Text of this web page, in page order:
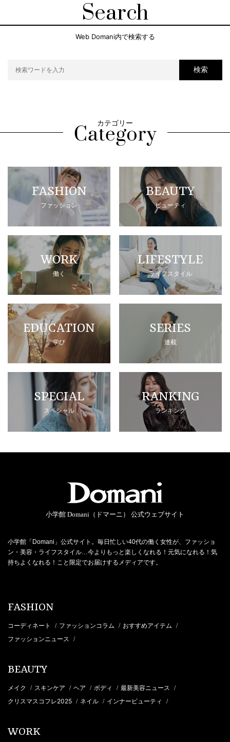
Search
Web Domani内で検索する
検索
カテゴリー
FASHION
ファッション
BEAUTY
ビューティ
WORK
働く
LIFESTYLE
ライフスタイル
EDUCATION
学び
SERIES
連載
SPECIAL
スペシャル
RANKING
ランキング
小学館 Domani（ドマーニ） 公式ウェブサイト
小学館「Domani」公式サイト。毎日忙しい40代の働く女性が、ファッショ
ン・美容・ライフスタイル…今よりもっと楽しくなれる！元気になれる！気
持ちよくなれる！こと限定でお届けするメディアです。
FASHION
コーディネート / ファッションコラム / おすすめアイテム /
ファッションニュース /
BEAUTY
メイク / スキンケア / ヘア / ボディ / 最新美容ニュース /
クリスマスコフレ2025 / ネイル / インナービューティ /
WORK